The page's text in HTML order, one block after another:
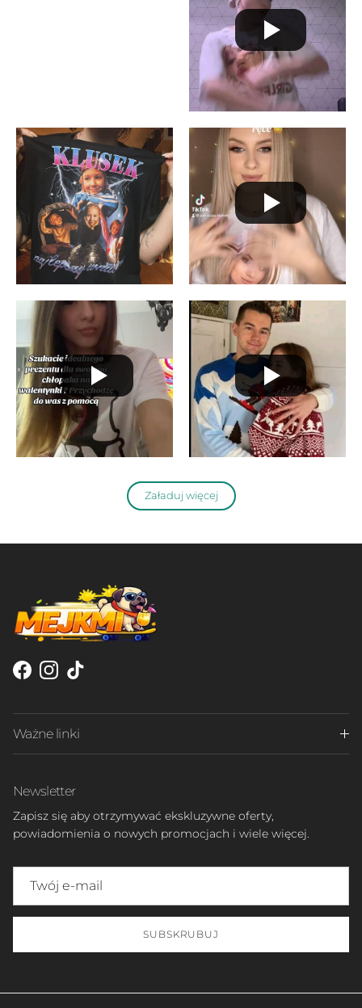
Załaduj więcej
Facebook
Instagram
TikTok
Ważne linki
Newsletter
Zapisz się aby otrzymywać ekskluzywne oferty,
powiadomienia o nowych promocjach i wiele więcej.
SUBSKRUBUJ